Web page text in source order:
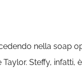
nella soap
Steffy, infatti,